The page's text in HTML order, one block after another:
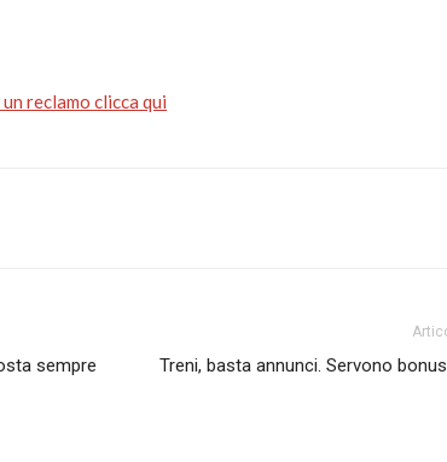
reclamo clicca qui
sempre
Treni, basta annunci. Servono